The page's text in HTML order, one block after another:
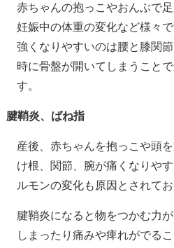
赤ちゃんの抱っこやおんぶで
妊娠中の体重の変化など様々
強くなりやすいのは腰と膝関
時に骨盤が開いてしまうこと
す。
腱鞘炎、ばね指
産後、赤ちゃんを抱っこや頭
け根、関節、腕が痛くなりや
ルモンの変化も原因とされてお
腱鞘炎になると物をつかむ力
しまったり痛みや痺れがでる